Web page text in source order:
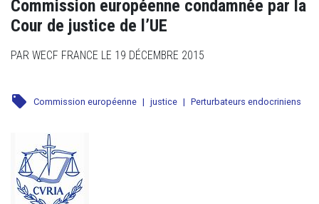
Commission européenne condamnée par la
Cour de justice de l’UE
PAR WECF FRANCE LE 19 DÉCEMBRE 2015
local_offer Commission européenne | justice | Perturbateurs endocriniens